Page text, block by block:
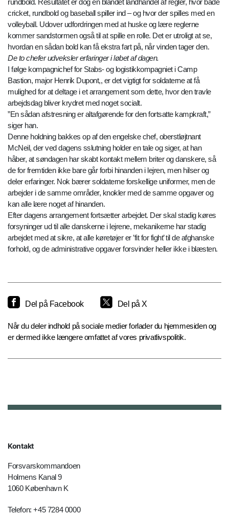
rundbold. Resultatet er dog en blandet landhandel af regler, hvor både
cricket, rundbold og baseball spiller ind – og hvor der spilles med en
volleyball. Udover udfordringen med at huske og lære reglerne
kommer sandstormen også til at spille en rolle. Det er utroligt at se,
hvordan en sådan bold kan få ekstra fart på, når vinden tager den.
De to chefer udveksler erfaringer i løbet af dagen.
I følge kompagnichef for Stabs- og logistikkompagniet i Camp
Bastion, major Henrik Dupont,, er det vigtigt for soldaterne at få
mulighed for at deltage i et arrangement som dette, hvor den travle
arbejdsdag bliver krydret med noget socialt.
”En sådan afstresning er altafgørende for den fortsatte kampkraft,”
siger han.
Denne holdning bakkes op af den engelske chef, oberstløjtnant
McNeil, der ved dagens sslutning holder en tale og siger, at han
håber, at søndagen har skabt kontakt mellem briter og danskere, så
de for fremtiden ikke bare går forbi hinanden i lejren, men hilser og
deler erfaringer. Nok bærer soldaterne forskellige uniformer, men de
arbejder i de samme områder, knokler med de samme opgaver og
kan alle lære noget af hinanden.
Efter dagens arrangement fortsætter arbejdet. Der skal stadig køres
forsyninger ud til alle danskerne i lejrene, mekanikerne har stadig
arbejdet med at sikre, at alle køretøjer er ’fit for fight’ til de afghanske
forhold, og de administrative opgaver forsvinder heller ikke i blæsten.
Del på Facebook Del på X
Når du deler indhold på sociale medier forlader du hjemmesiden og
er dermed ikke længere omfattet af vores privatlivspolitik.
Kontakt
Forsvarskommandoen
Holmens Kanal 9
1060 København K
Telefon: +45 7284 0000